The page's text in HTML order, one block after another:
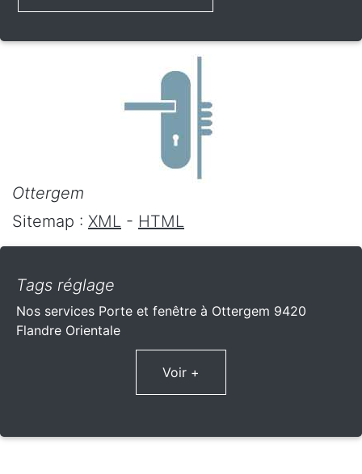
Ottergem
Sitemap : XML - HTML
Tags réglage
Nos services Porte et fenêtre à Ottergem 9420
Flandre Orientale
Voir +